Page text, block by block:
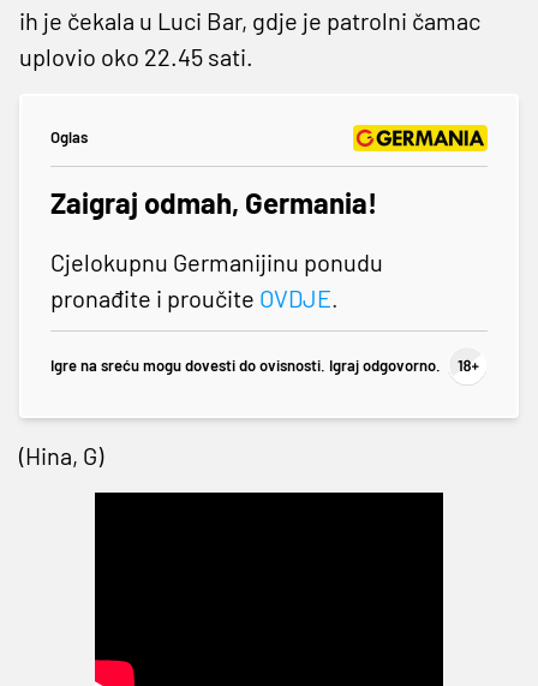
ih je čekala u Luci Bar, gdje je patrolni čamac
uplovio oko 22.45 sati.
Oglas
Zaigraj odmah, Germania!
Cjelokupnu Germanijinu ponudu
pronađite i proučite OVDJE.
Igre na sreću mogu dovesti do ovisnosti. Igraj odgovorno.
(Hina, G)